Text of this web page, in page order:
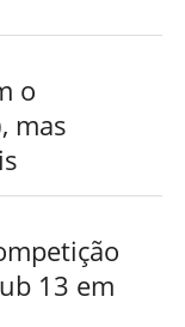
o
mas
13 em